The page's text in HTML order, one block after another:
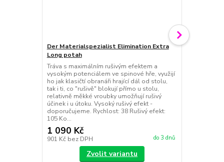
Der Materialspezialist Elimination Extra
Long potah
Tráva s maximálním rušivým efektem a
vysokým potenciálem ve spinové hře, využijí
ho jak klasičtí obranáři hrající dál od stolu,
tak i ti, co "rušivě" blokují přímo u stolu,
relativně měkké vroubky umožňují rušivý
účinek i u útoku. Vysoký rušivý efekt -
doporučujeme. Rychlost: 38 Rušivý efekt:
105 Ko...
1 090 Kč
901 Kč bez DPH do 3 dnů
Zvolit variantu